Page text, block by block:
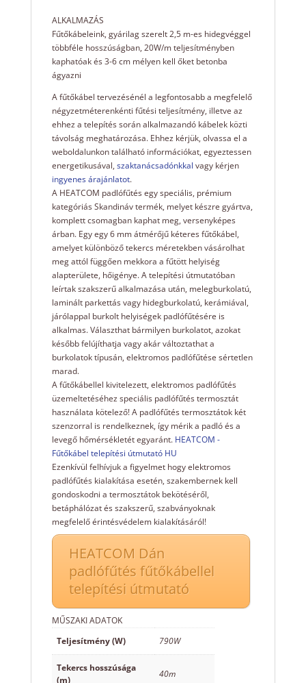
ALKALMAZÁS
Fűtőkábeleink, gyárilag szerelt 2,5 m-es hidegvéggel
többféle hosszúságban, 20W/m teljesítményben
kaphatóak és 3-6 cm mélyen kell őket betonba
ágyazni
A fűtőkábel tervezésénél a legfontosabb a megfelelő
négyzetméterenkénti fűtési teljesítmény, illetve az
ehhez a telepítés során alkalmazandó kábelek közti
távolság meghatározása. Ehhez kérjük, olvassa el a
weboldalunkon található információkat, egyeztessen
energetikusával, szaktanácsadónkkal vagy kérjen
ingyenes árajánlatot.
A HEATCOM padlófűtés egy speciális, prémium
kategóriás Skandináv termék, melyet készre gyártva,
komplett csomagban kaphat meg, versenyképes
árban. Egy egy 6 mm átmérőjű kéteres fűtőkábel,
amelyet különböző tekercs méretekben vásárolhat
meg attól függően mekkora a fűtött helyiség
alapterülete, hőigénye. A telepítési útmutatóban
leírtak szakszerű alkalmazása után, melegburkolatú,
laminált parkettás vagy hidegburkolatú, kerámiával,
járólappal burkolt helyiségek padlófűtésére is
alkalmas. Választhat bármilyen burkolatot, azokat
később felújíthatja vagy akár változtathat a
burkolatok típusán, elektromos padlófűtése sértetlen
marad.
A fűtőkábellel kivitelezett, elektromos padlófűtés
üzemeltetéséhez speciális padlófűtés termosztát
használata kötelező! A padlófűtés termosztátok két
szenzorral is rendelkeznek, így mérik a padló és a
levegő hőmérsékletét egyaránt. HEATCOM -
Fűtőkábel telepítési útmutató HU
Ezenkívül felhívjuk a figyelmet hogy elektromos
padlófűtés kialakítása esetén, szakembernek kell
gondoskodni a termosztátok bekötéséről,
betáphálózat és szakszerű, szabványoknak
megfelelő érintésvédelem kialakításáról!
HEATCOM Dán
padlófűtés fűtőkábellel
telepítési útmutató
MŰSZAKI ADATOK
Teljesítmény (W)
790W
Tekercs hosszúsága
(m)
40m